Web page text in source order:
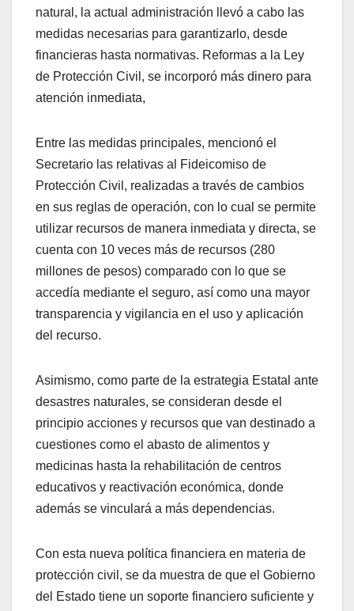
natural, la actual administración llevó a cabo las
medidas necesarias para garantizarlo, desde
financieras hasta normativas. Reformas a la Ley
de Protección Civil, se incorporó más dinero para
atención inmediata,
Entre las medidas principales, mencionó el
Secretario las relativas al Fideicomiso de
Protección Civil, realizadas a través de cambios
en sus reglas de operación, con lo cual se permite
utilizar recursos de manera inmediata y directa, se
cuenta con 10 veces más de recursos (280
millones de pesos) comparado con lo que se
accedía mediante el seguro, así como una mayor
transparencia y vigilancia en el uso y aplicación
del recurso.
Asimismo, como parte de la estrategia Estatal ante
desastres naturales, se consideran desde el
principio acciones y recursos que van destinado a
cuestiones como el abasto de alimentos y
medicinas hasta la rehabilitación de centros
educativos y reactivación económica, donde
además se vinculará a más dependencias.
Con esta nueva política financiera en materia de
protección civil, se da muestra de que el Gobierno
del Estado tiene un soporte financiero suficiente y